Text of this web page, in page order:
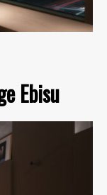
Ebisu